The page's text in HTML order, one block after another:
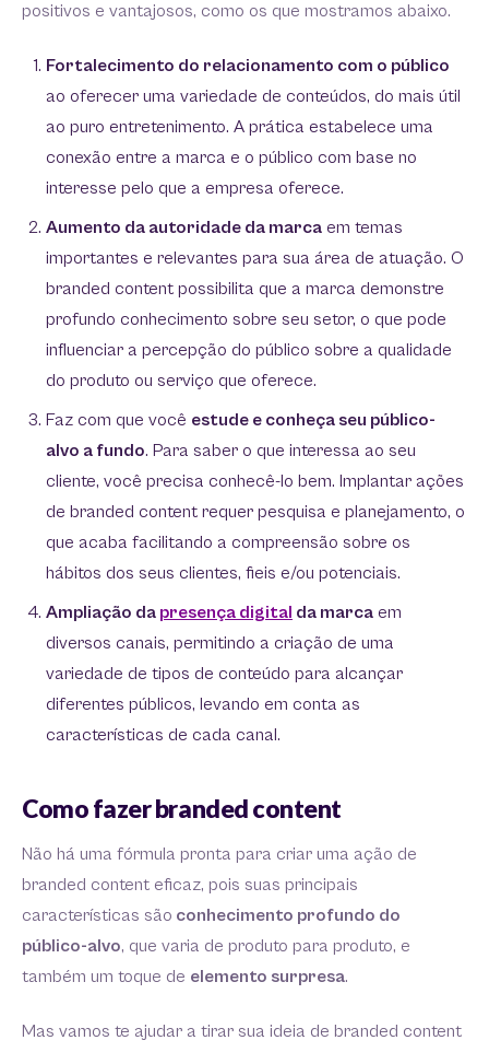
positivos e vantajosos, como os que mostramos abaixo.
Fortalecimento do relacionamento com o público
ao oferecer uma variedade de conteúdos, do mais útil
ao puro entretenimento. A prática estabelece uma
conexão entre a marca e o público com base no
interesse pelo que a empresa oferece.
Aumento da autoridade da marca em temas
importantes e relevantes para sua área de atuação. O
branded content possibilita que a marca demonstre
profundo conhecimento sobre seu setor, o que pode
influenciar a percepção do público sobre a qualidade
do produto ou serviço que oferece.
Faz com que você estude e conheça seu público-
alvo a fundo. Para saber o que interessa ao seu
cliente, você precisa conhecê-lo bem. Implantar ações
de branded content requer pesquisa e planejamento, o
que acaba facilitando a compreensão sobre os
hábitos dos seus clientes, fieis e/ou potenciais.
Ampliação da presença digital da marca em
diversos canais, permitindo a criação de uma
variedade de tipos de conteúdo para alcançar
diferentes públicos, levando em conta as
características de cada canal.
Como fazer branded content
Não há uma fórmula pronta para criar uma ação de
branded content eficaz, pois suas principais
características são conhecimento profundo do
público-alvo, que varia de produto para produto, e
também um toque de elemento surpresa.
Mas vamos te ajudar a tirar sua ideia de branded content